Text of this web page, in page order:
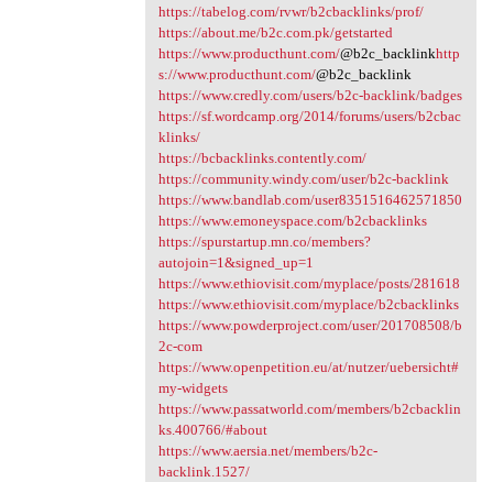
https://tabelog.com/rvwr/b2cbacklinks/prof/
https://about.me/b2c.com.pk/getstarted
https://www.producthunt.com/@b2c_backlinkhttp
s://www.producthunt.com/@b2c_backlink
https://www.credly.com/users/b2c-backlink/badges
https://sf.wordcamp.org/2014/forums/users/b2cbac
klinks/
https://bcbacklinks.contently.com/
https://community.windy.com/user/b2c-backlink
https://www.bandlab.com/user8351516462571850
https://www.emoneyspace.com/b2cbacklinks
https://spurstartup.mn.co/members?
autojoin=1&signed_up=1
https://www.ethiovisit.com/myplace/posts/281618
https://www.ethiovisit.com/myplace/b2cbacklinks
https://www.powderproject.com/user/201708508/b
2c-com
https://www.openpetition.eu/at/nutzer/uebersicht#
my-widgets
https://www.passatworld.com/members/b2cbacklin
ks.400766/#about
https://www.aersia.net/members/b2c-
backlink.1527/